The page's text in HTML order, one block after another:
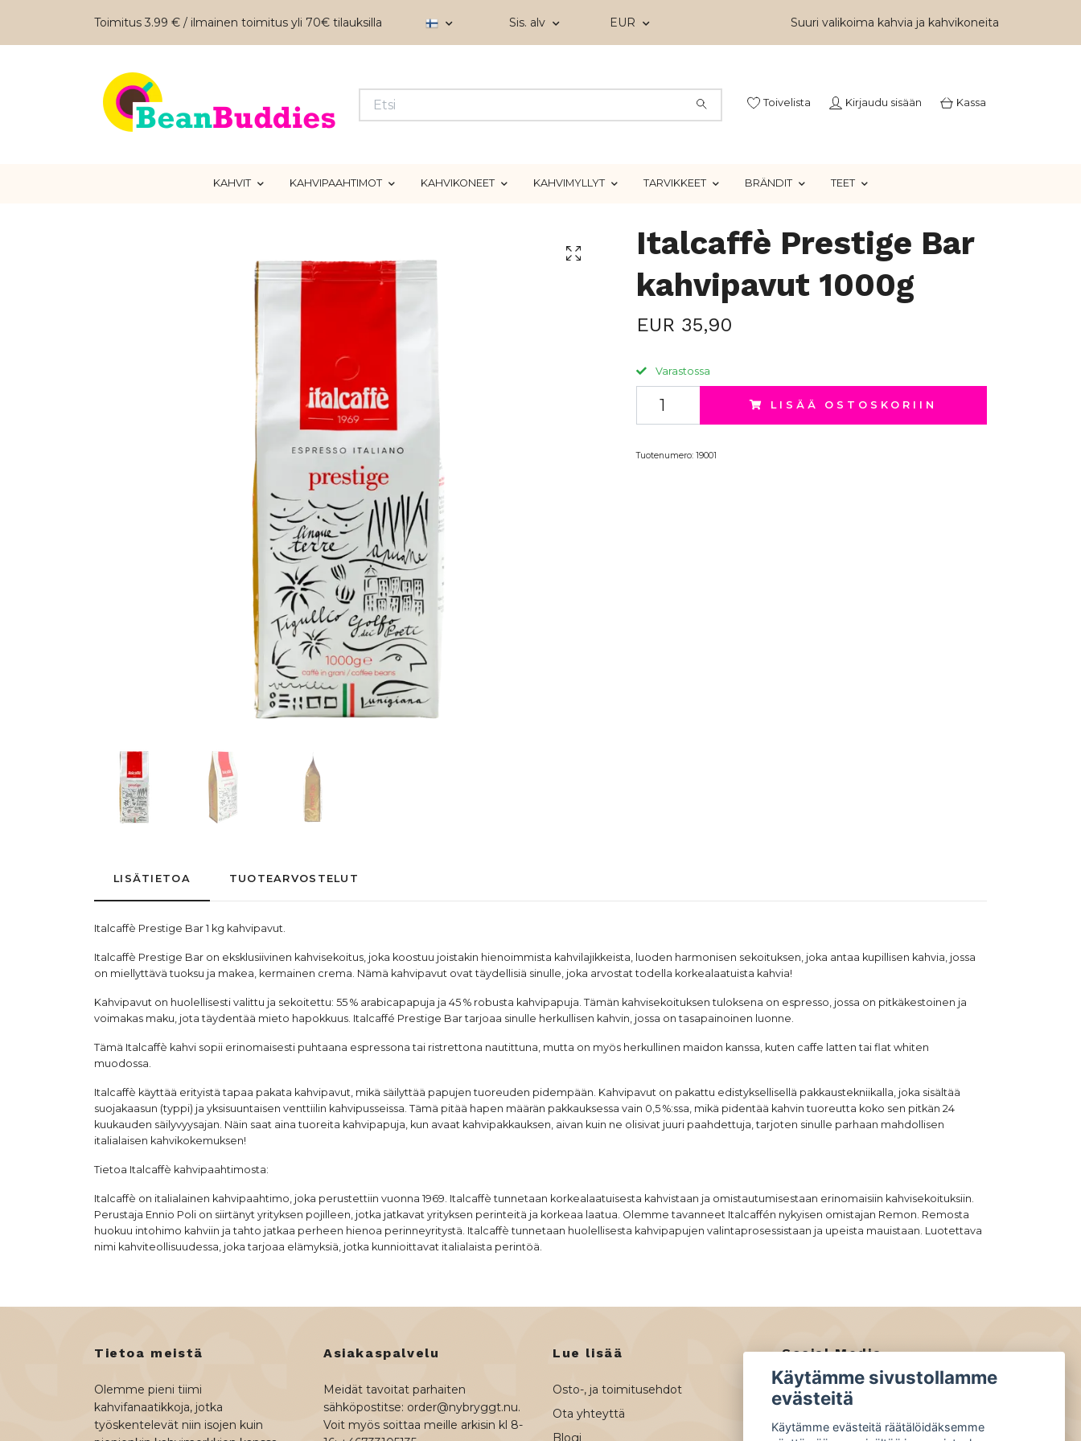
Toimitus 3.99 € / ilmainen toimitus yli 70€ tilauksilla Sis. alv EUR Suuri valikoima kahvia ja kahvikoneita
Toivelista Kirjaudu sisään Kassa
KAHVIT KAHVIPAAHTIMOT KAHVIKONEET KAHVIMYLLYT TARVIKKEET BRÄNDIT TEET
Italcaffè Prestige Bar
kahvipavut 1000g
EUR 35,90
Varastossa
LISÄÄ OSTOSKORIIN
Tuotenumero: 19001
LISÄTIETOA TUOTEARVOSTELUT
Italcaffè Prestige Bar 1 kg kahvipavut
Italcaffè Prestige Bar on eksklusiivinen kahvisekoitus, joka koostuu joistakin hienoimmista kahvilajikkeista, luoden harmonisen sekoituksen, joka antaa kupillisen kahvia, jossa
on miellyttävä tuoksu ja makea, kermainen crema. Nämä kahvipavut ovat täydellisiä sinulle, joka arvostat todella korkealaatuista kahvia!
Kahvipavut on huolellisesti valittu ja sekoitettu: 55 % arabicapapuja ja 45 % robusta kahvipapuja. Tämän kahvisekoituksen tuloksena on espresso, jossa on pitkäkestoinen ja
voimakas maku, jota täydentää mieto hapokkuus. Italcaffé Prestige Bar tarjoaa sinulle herkullisen kahvin, jossa on tasapainoinen luonne.
Tämä Italcaffè kahvi sopii erinomaisesti puhtaana espressona tai ristrettona nautittuna, mutta on myös herkullinen maidon kanssa, kuten caffe latten tai flat whiten
muodossa.
Italcaffè käyttää erityistä tapaa pakata kahvipavut, mikä säilyttää papujen tuoreuden pidempään. Kahvipavut on pakattu edistyksellisellä pakkaustekniikalla, joka sisältää
suojakaasun (typpi) ja yksisuuntaisen venttiilin kahvipusseissa. Tämä pitää hapen määrän pakkauksessa vain 0,5 %:ssa, mikä pidentää kahvin tuoreutta koko sen pitkän 24
kuukauden säilyvyysajan. Näin saat aina tuoreita kahvipapuja, kun avaat kahvipakkauksen, aivan kuin ne olisivat juuri paahdettuja, tarjoten sinulle parhaan mahdollisen
italialaisen kahvikokemuksen!
Tietoa Italcaffè kahvipaahtimosta:
Italcaffè on italialainen kahvipaahtimo, joka perustettiin vuonna 1969. Italcaffè tunnetaan korkealaatuisesta kahvistaan ja omistautumisestaan erinomaisiin kahvisekoituksiin.
Perustaja Ennio Poli on siirtänyt yrityksen pojilleen, jotka jatkavat yrityksen perinteitä ja korkeaa laatua. Olemme tavanneet Italcaffén nykyisen omistajan Remon. Remosta
huokuu intohimo kahviin ja tahto jatkaa perheen hienoa perinneyritystä. Italcaffè tunnetaan huolellisesta kahvipapujen valintaprosessistaan ja upeista mauistaan. Luotettava
nimi kahviteollisuudessa, joka tarjoaa elämyksiä, jotka kunnioittavat italialaista perintöä.
Tietoa meistä
Olemme pieni tiimi
kahvifanaatikkoja, jotka
työskentelevät niin isojen kuin
Asiakaspalvelu
Meidät tavoitat parhaiten
sähköpostitse: order@nybryggt.nu.
Voit myös soittaa meille arkisin kl 8-
Lue lisää
Osto-, ja toimitusehdot
Ota yhteyttä
Blogi
Social Media
Facebook
Käytämme sivustollamme
evästeitä
Käytämme evästeitä räätälöidäksemme